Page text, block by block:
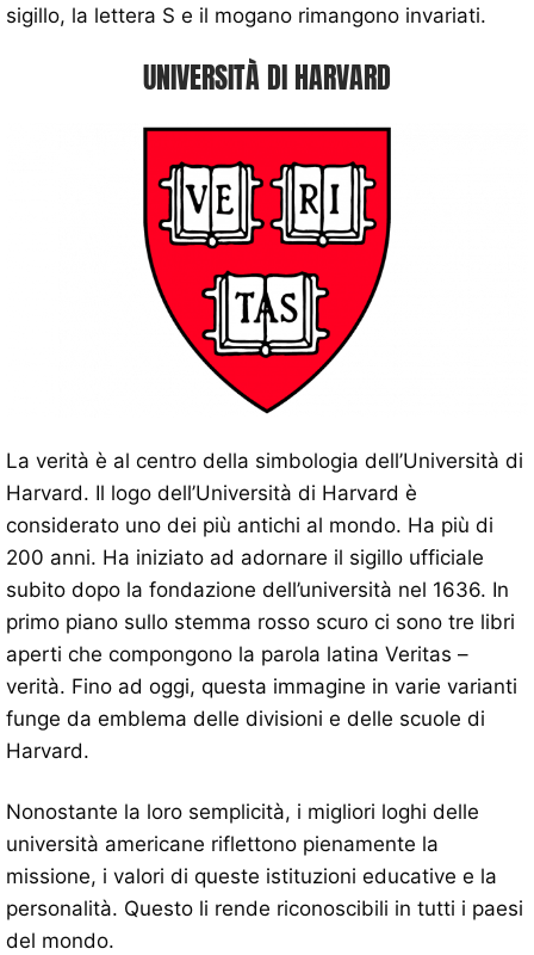
sigillo, la lettera S e il mogano rimangono invariati.
UNIVERSITÀ DI HARVARD
La verità è al centro della simbologia dell’Università di
Harvard. Il logo dell’Università di Harvard è
considerato uno dei più antichi al mondo. Ha più di
200 anni. Ha iniziato ad adornare il sigillo ufficiale
subito dopo la fondazione dell’università nel 1636. In
primo piano sullo stemma rosso scuro ci sono tre libri
aperti che compongono la parola latina Veritas –
verità. Fino ad oggi, questa immagine in varie varianti
funge da emblema delle divisioni e delle scuole di
Harvard.
Nonostante la loro semplicità, i migliori loghi delle
università americane riflettono pienamente la
missione, i valori di queste istituzioni educative e la
personalità. Questo li rende riconoscibili in tutti i paesi
del mondo.